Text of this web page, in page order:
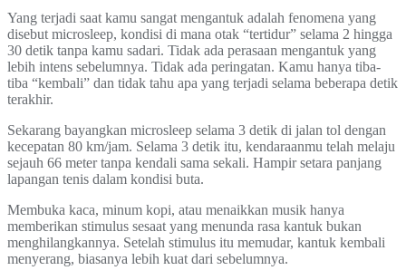
Yang terjadi saat kamu sangat mengantuk adalah fenomena yang
disebut microsleep, kondisi di mana otak “tertidur” selama 2 hingga
30 detik tanpa kamu sadari. Tidak ada perasaan mengantuk yang
lebih intens sebelumnya. Tidak ada peringatan. Kamu hanya tiba-
tiba “kembali” dan tidak tahu apa yang terjadi selama beberapa detik
terakhir.
Sekarang bayangkan microsleep selama 3 detik di jalan tol dengan
kecepatan 80 km/jam. Selama 3 detik itu, kendaraanmu telah melaju
sejauh 66 meter tanpa kendali sama sekali. Hampir setara panjang
lapangan tenis dalam kondisi buta.
Membuka kaca, minum kopi, atau menaikkan musik hanya
memberikan stimulus sesaat yang menunda rasa kantuk bukan
menghilangkannya. Setelah stimulus itu memudar, kantuk kembali
menyerang, biasanya lebih kuat dari sebelumnya.